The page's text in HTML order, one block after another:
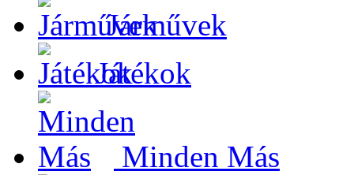
Járművek
Játékok
Minden Más